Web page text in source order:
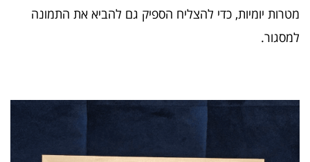
מטרות יומיות, כדי להצליח הספיק גם להביא את התמונה
למסגור.